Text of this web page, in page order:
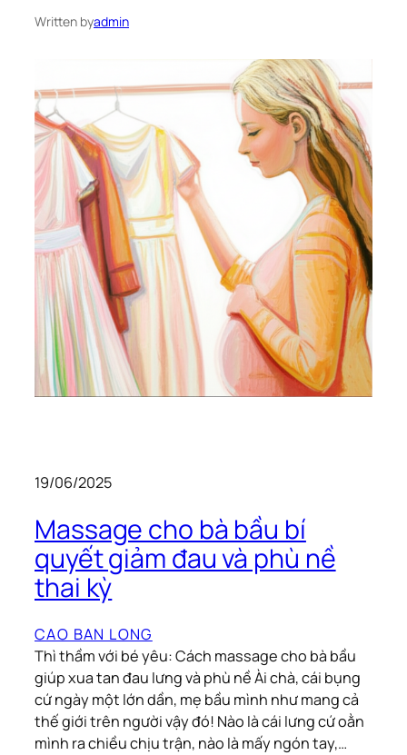
Written byadmin
19/06/2025
Massage cho bà bầu bí
quyết giảm đau và phù nề
thai kỳ
CAO BAN LONG
Thì thầm với bé yêu: Cách massage cho bà bầu
giúp xua tan đau lưng và phù nề Ài chà, cái bụng
cứ ngày một lớn dần, mẹ bầu mình như mang cả
thế giới trên người vậy đó! Nào là cái lưng cứ oằn
mình ra chiều chịu trận, nào là mấy ngón tay,…